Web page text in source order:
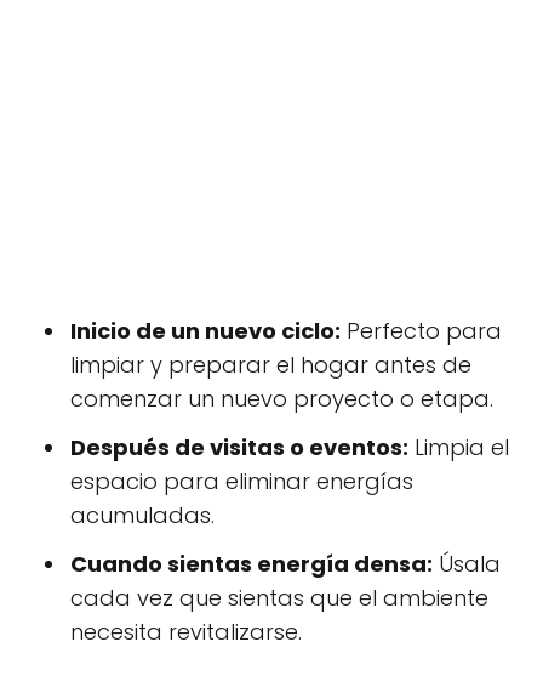
Inicio de un nuevo ciclo: Perfecto para
limpiar y preparar el hogar antes de
comenzar un nuevo proyecto o etapa.
Después de visitas o eventos: Limpia el
espacio para eliminar energías
acumuladas.
Cuando sientas energía densa: Úsala
cada vez que sientas que el ambiente
necesita revitalizarse.